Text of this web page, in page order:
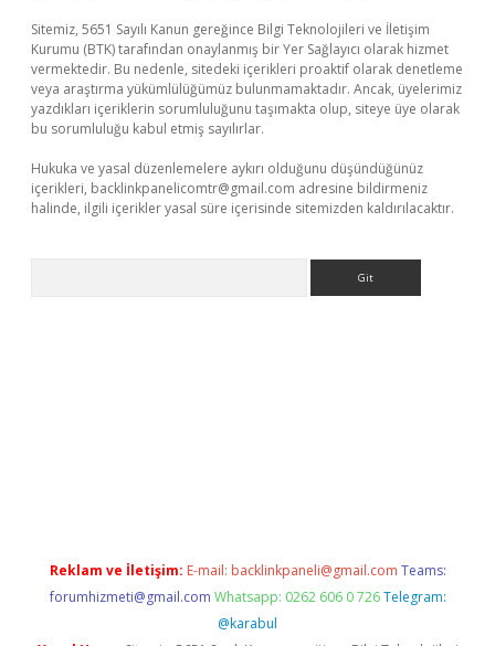
Sitemiz, 5651 Sayılı Kanun gereğince Bilgi Teknolojileri ve İletişim
Kurumu (BTK) tarafından onaylanmış bir Yer Sağlayıcı olarak hizmet
vermektedir. Bu nedenle, sitedeki içerikleri proaktif olarak denetleme
veya araştırma yükümlülüğümüz bulunmamaktadır. Ancak, üyelerimiz
yazdıkları içeriklerin sorumluluğunu taşımakta olup, siteye üye olarak
bu sorumluluğu kabul etmiş sayılırlar.
Hukuka ve yasal düzenlemelere aykırı olduğunu düşündüğünüz
içerikleri, backlinkpanelicomtr@gmail.com adresine bildirmeniz
halinde, ilgili içerikler yasal süre içerisinde sitemizden kaldırılacaktır.
Reklam ve İletişim: E-mail: backlinkpaneli@gmail.com Teams:
forumhizmeti@gmail.com Whatsapp: 0262 606 0 726 Telegram:
@karabul